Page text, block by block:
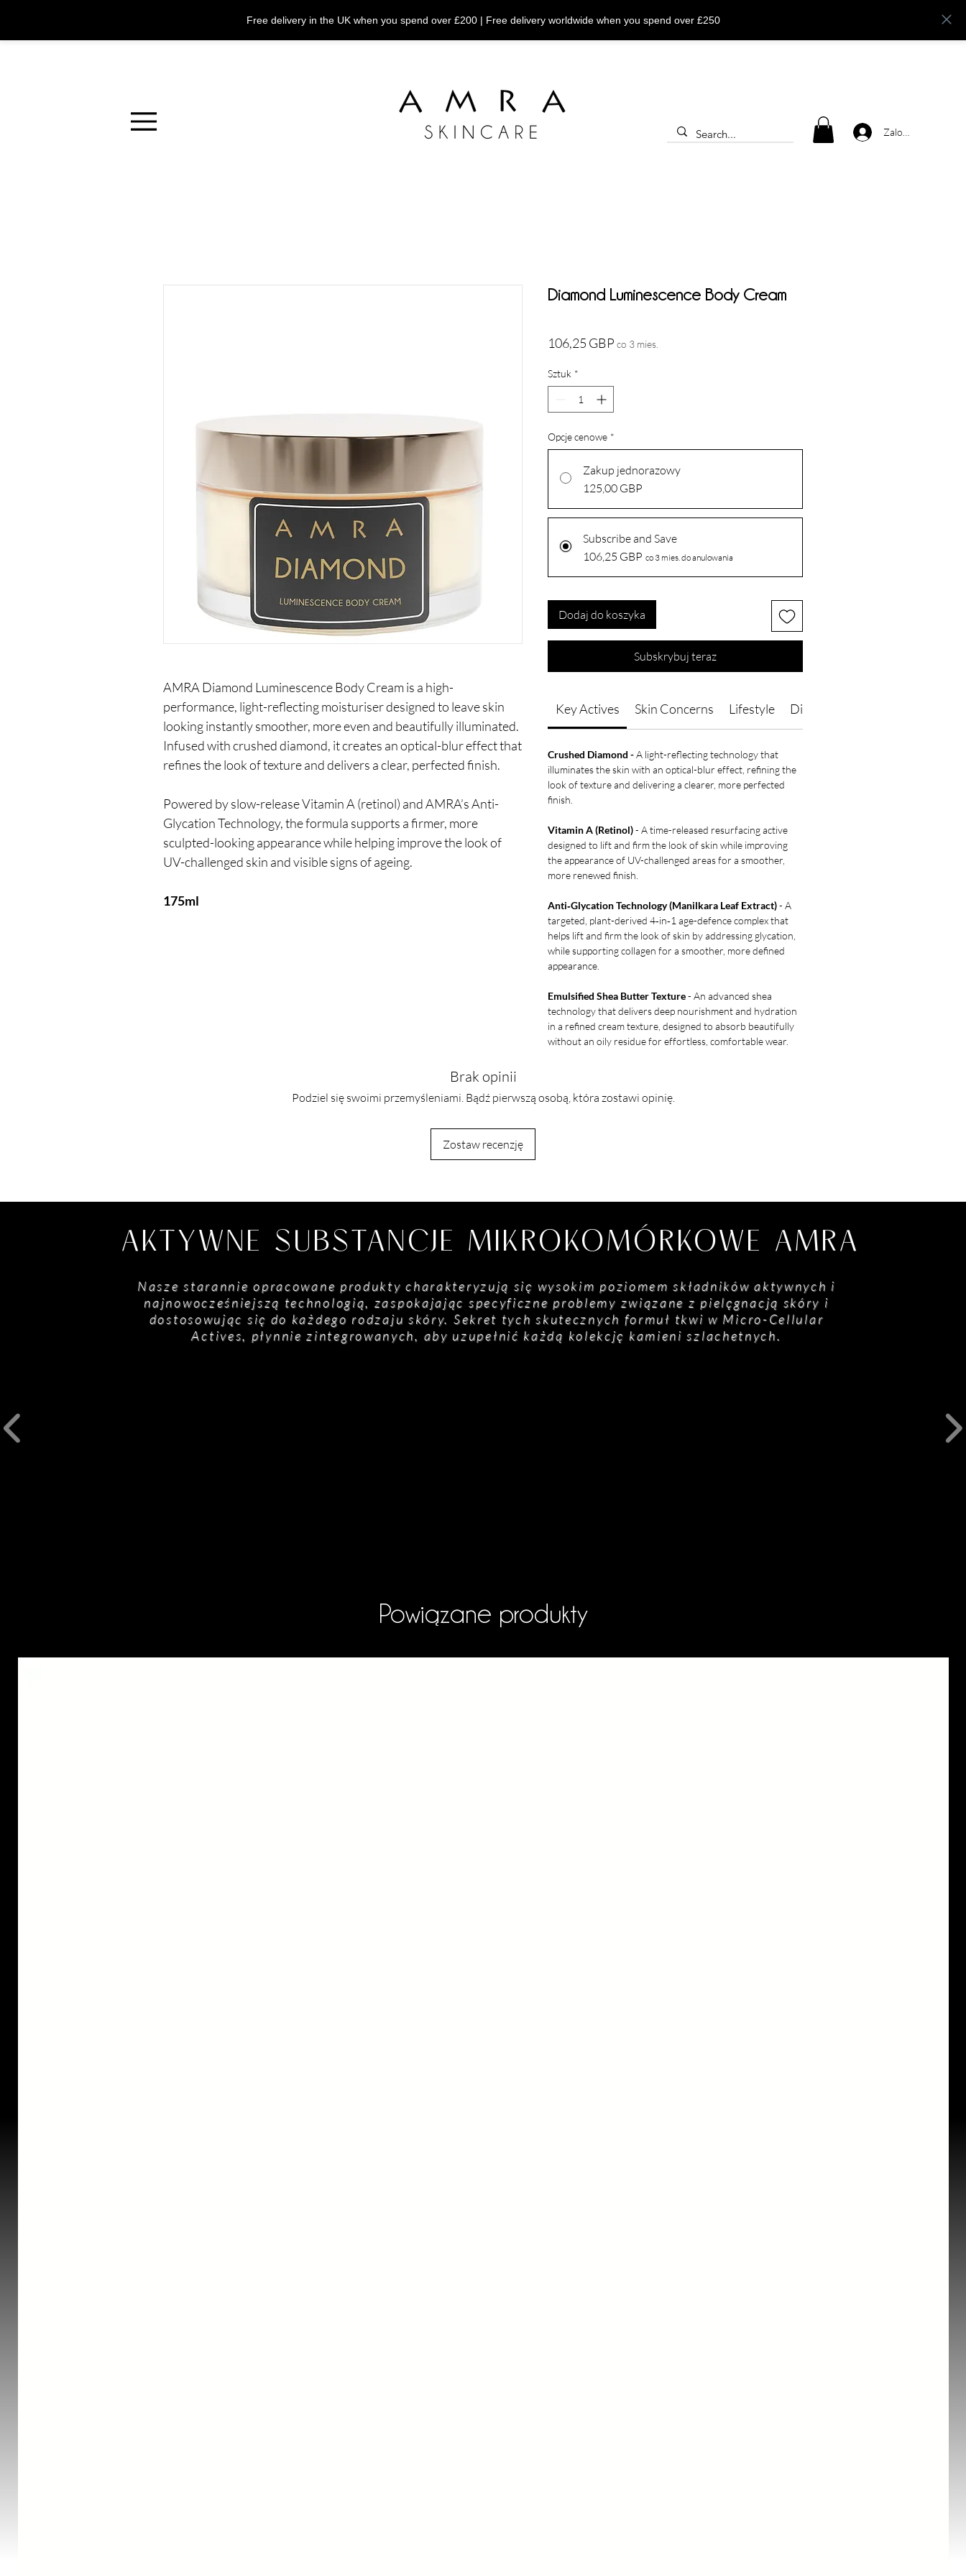
Free delivery in the UK when you spend over £200 | Free delivery worldwide when you spend over £250
Zaloguj się
AMRA Diamond Luminescence Body Cream is a high-
performance, light-reflecting moisturiser designed to leave skin
looking instantly smoother, more even and beautifully illuminated.
Infused with crushed diamond, it creates an optical-blur effect that
refines the look of texture and delivers a clear, perfected finish.
Powered by slow-release Vitamin A (retinol) and AMRA’s Anti-
Glycation Technology, the formula supports a firmer, more
sculpted-looking appearance while helping improve the look of
UV-challenged skin and visible signs of ageing.
175ml
Diamond Luminescence Body Cream
106,25 GBPCena
co 3 mies.
Sztuk *
Opcje cenowe *
Zakup jednorazowy
125,00 GBP
Subscribe and Save
106,25 GBP co 3 mies. do anulowania
Dodaj do koszyka
Subskrybuj teraz
Key Actives Skin Concerns Lifestyle Directions of Use
Crushed Diamond -A light-reflecting technology that
illuminates the skin with an optical-blur effect, refining the
look of texture and delivering a clearer, more perfected
finish.
Vitamin A (Retinol)- A time-released resurfacing active
designed to lift and firm the look of skin while improving
the appearance of UV-challenged areas for a smoother,
more renewed finish.
Anti‑Glycation Technology (Manilkara Leaf Extract)- A
targeted, plant-derived 4‑in‑1 age-defence complex that
helps lift and firm the look of skin by addressing glycation,
while supporting collagen for a smoother, more defined
appearance.
Emulsified Shea Butter Texture- An advanced shea
technology that delivers deep nourishment and hydration
in a refined cream texture, designed to absorb beautifully
without an oily residue for effortless, comfortable wear.
Brak opinii
Podziel się swoimi przemyśleniami. Bądź pierwszą osobą, która zostawi opinię.
Zostaw recenzję
AKTYWNE SUBSTANCJE MIKROKOMÓRKOWE AMRA
Nasze starannie opracowane produkty charakteryzują się wysokim poziomem składników aktywnych i
najnowocześniejszą technologią, zaspokajając specyficzne problemy związane z pielęgnacją skóry i
dostosowując się do każdego rodzaju skóry. Sekret tych skutecznych formuł tkwi w Micro-Cellular
Actives, płynnie zintegrowanych, aby uzupełnić każdą kolekcję kamieni szlachetnych.
Powiązane produkty